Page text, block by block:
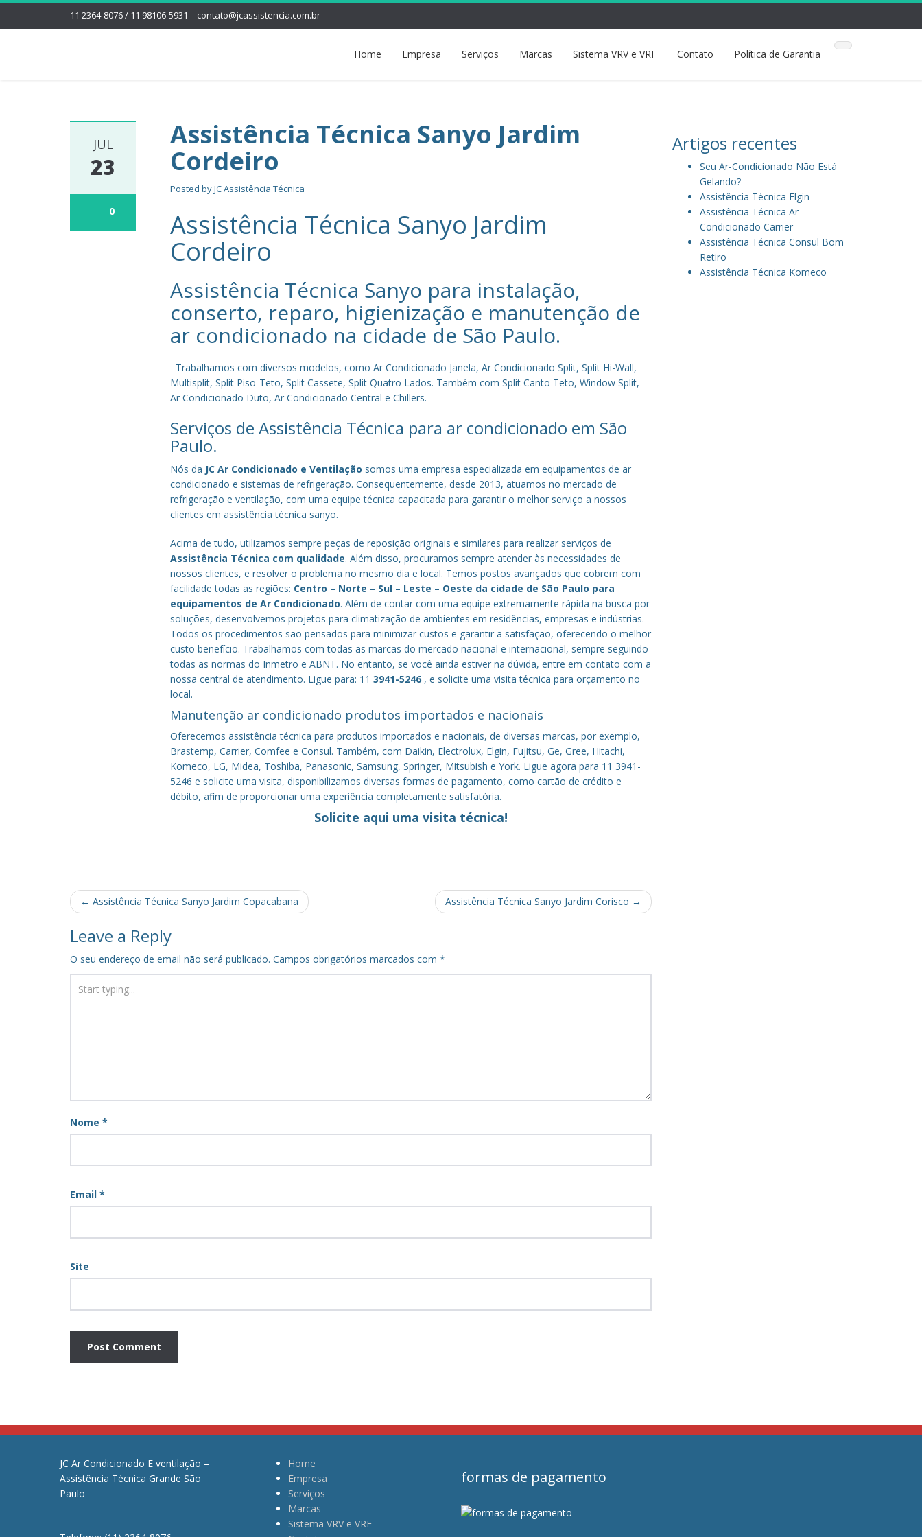
11 2364-8076 / 11 98106-5931 contato@jcassistencia.com.br
Home Empresa Serviços Marcas Sistema VRV e VRF Contato Política de Garantia
JUL
23
0
Assistência Técnica Sanyo Jardim
Cordeiro
Posted byJC Assistência Técnica
Assistência Técnica Sanyo Jardim
Cordeiro
Assistência Técnica Sanyo‎ para instalação,
conserto, reparo, higienização e manutenção de
ar condicionado na cidade de São Paulo.
Trabalhamos com diversos modelos, como Ar Condicionado Janela, Ar Condicionado Split, Split Hi-Wall,
Multisplit, Split Piso-Teto, Split Cassete, Split Quatro Lados. Também com Split Canto Teto, Window Split,
Ar Condicionado Duto, Ar Condicionado Central e Chillers.
Serviços de Assistência Técnica para ar condicionado em São
Paulo.
Nós da JC Ar Condicionado e Ventilação somos uma empresa especializada em equipamentos de ar
condicionado e sistemas de refrigeração. Consequentemente, desde 2013, atuamos no mercado de
refrigeração e ventilação, com uma equipe técnica capacitada para garantir o melhor serviço a nossos
clientes em assistência técnica sanyo.
Acima de tudo, utilizamos sempre peças de reposição originais e similares para realizar serviços de
Assistência Técnica com qualidade. Além disso, procuramos sempre atender às necessidades de
nossos clientes, e resolver o problema no mesmo dia e local. Temos postos avançados que cobrem com
facilidade todas as regiões: Centro – Norte – Sul – Leste – Oeste da cidade de São Paulo para
equipamentos de Ar Condicionado. Além de contar com uma equipe extremamente rápida na busca por
soluções, desenvolvemos projetos para climatização de ambientes em residências, empresas e indústrias.
Todos os procedimentos são pensados para minimizar custos e garantir a satisfação, oferecendo o melhor
custo benefício. Trabalhamos com todas as marcas do mercado nacional e internacional, sempre seguindo
todas as normas do Inmetro e ABNT. No entanto, se você ainda estiver na dúvida, entre em contato com a
nossa central de atendimento. Ligue para: 113941-5246 , e solicite uma visita técnica para orçamento no
local.
Manutenção ar condicionado produtos importados e nacionais
Oferecemos assistência técnica para produtos importados e nacionais, de diversas marcas, por exemplo,
Brastemp, Carrier, Comfee e Consul. Também, com Daikin, Electrolux, Elgin, Fujitsu, Ge, Gree, Hitachi,
Komeco, LG, Midea, Toshiba, Panasonic, Samsung, Springer, Mitsubish e York. Ligue agora para 11 3941-
5246 e solicite uma visita, disponibilizamos diversas formas de pagamento, como cartão de crédito e
débito, afim de proporcionar uma experiência completamente satisfatória.
Solicite aqui uma visita técnica!
Post
navigation
← Assistência Técnica Sanyo Jardim Copacabana Assistência Técnica Sanyo Jardim Corisco →
Leave a Reply
O seu endereço de email não será publicado. Campos obrigatórios marcados com *
Nome *
Email *
Site
Artigos recentes
Seu Ar-Condicionado Não Está
Gelando?
Assistência Técnica Elgin
Assistência Técnica Ar
Condicionado Carrier
Assistência Técnica Consul Bom
Retiro
Assistência Técnica Komeco
JC Ar Condicionado E ventilação –
Assistência Técnica Grande São
Paulo
Home
Empresa
Serviços
Marcas
Sistema VRV e VRF
formas de pagamento